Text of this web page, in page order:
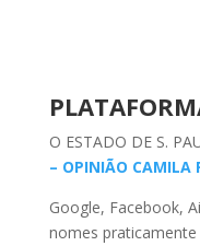
O ESTADO DE S.
– OPINIÃO CAMILA
Google, Facebook,
nomes